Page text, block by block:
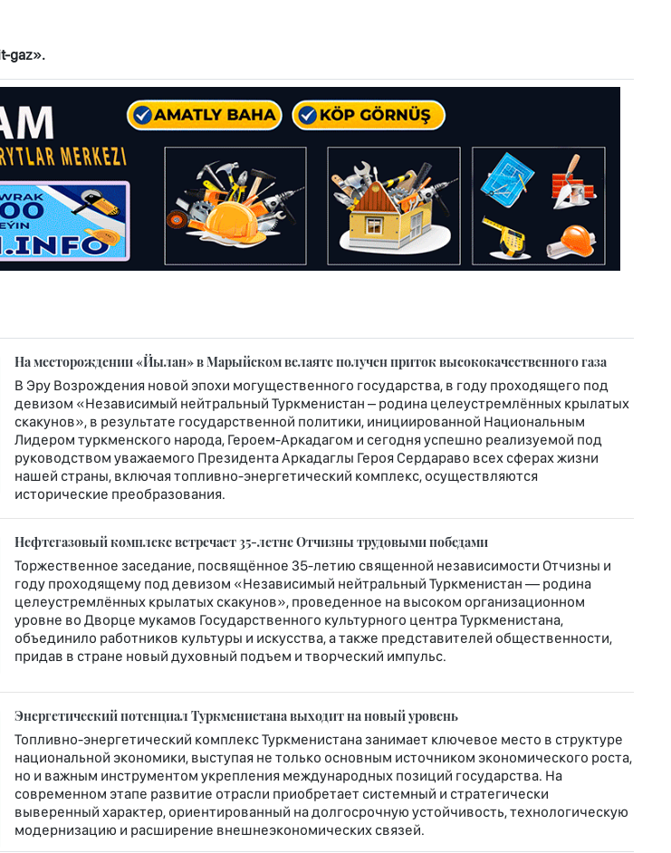
gaz».
На месторождении «Йылан» в Марыйском велаяте получен приток высококачественного газа
В Эру Возрождения новой эпохи могущественного государства, в году проходящего под
девизом «Независимый нейтральный Туркменистан – родина целеустремлённых крылатых
скакунов», в результате государственной политики, инициированной Национальным
Лидером туркменского народа, Героем-Аркадагом и сегодня успешно реализуемой под
руководством уважаемого Президента Аркадаглы Героя Сердараво всех сферах жизни
нашей страны, включая топливно-энергетический комплекс, осуществляются
исторические преобразования.
Нефтегазовый комплекс встречает 35-летне Отчизны трудовыми победами
Торжественное заседание, посвящённое 35-летию священной независимости Отчизны и
году проходящему под девизом «Независимый нейтральный Туркменистан — родина
целеустремлённых крылатых скакунов», проведенное на высоком организационном
уровне во Дворце мукамов Государственного культурного центра Туркменистана,
объединило работников культуры и искусства, а также представителей общественности,
придав в стране новый духовный подъем и творческий импульс.
Энергетический потенциал Туркменистана выходит на новый уровень
Топливно-энергетический комплекс Туркменистана занимает ключевое место в структуре
национальной экономики, выступая не только основным источником экономического роста,
но и важным инструментом укрепления международных позиций государства. На
современном этапе развитие отрасли приобретает системный и стратегически
выверенный характер, ориентированный на долгосрочную устойчивость, технологическую
модернизацию и расширение внешнеэкономических связей.